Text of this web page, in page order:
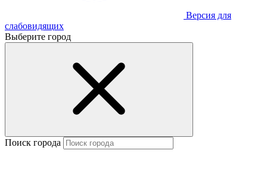
Версия для
слабовидящих
Выберите город
Поиск города